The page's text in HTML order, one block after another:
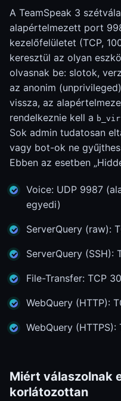
A TeamSpeak 3
alapértelmezett port
kezelőfelületet (TCP,
keresztül az olyan
olvasnak be: slotok,
az anonim
vissza, az
rendelkeznie kell a
Sok admin tudatosan
vagy bot-ok ne
Ebben az esetben
Voice: UDP 9987
egyedi)
ServerQuery (raw):
ServerQuery (SSH):
File-Transfer: TCP
WebQuery (HTTP):
WebQuery
Miért válaszolnak
korlátozottan